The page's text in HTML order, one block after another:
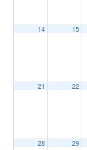
14 15
21 22
28 29